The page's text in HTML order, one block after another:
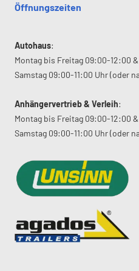
Öffnungszeiten
Autohaus:
Montag bis Freitag 09:00-12:00
Samstag 09:00-11:00 Uhr (oder
Anhängervertrieb & Verleih:
Montag bis Freitag 09:00-12:00
Samstag 09:00-11:00 Uhr (oder